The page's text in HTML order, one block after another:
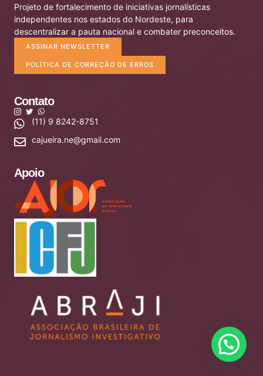
Projeto de fortalecimento de iniciativas jornalísticas
independentes nos estados do Nordeste, para
descentralizar a pauta nacional e combater preconceitos.
ASSINAR NEWSLETTER
POLÍTICA DE CORREÇÃO DE ERROS
Contato
(11) 9 8242-8751
cajueira.ne@gmail.com
Apoio